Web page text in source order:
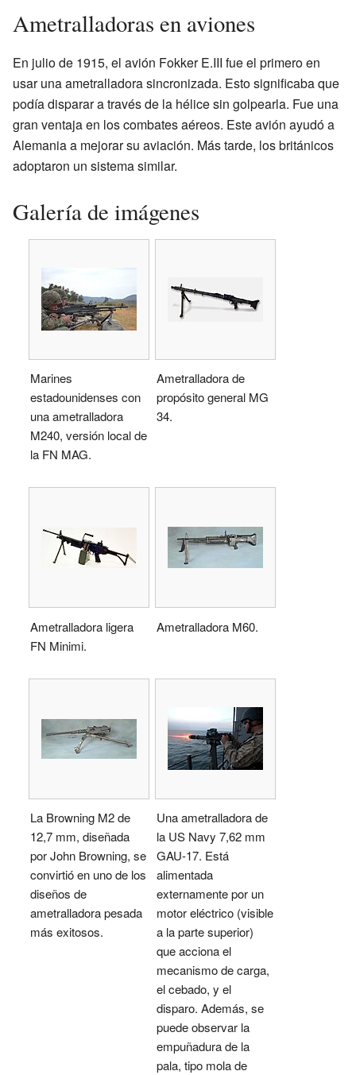
Ametralladoras en aviones
En julio de 1915, el avión Fokker E.III fue el primero en
usar una ametralladora sincronizada. Esto significaba que
podía disparar a través de la hélice sin golpearla. Fue una
gran ventaja en los combates aéreos. Este avión ayudó a
Alemania a mejorar su aviación. Más tarde, los británicos
adoptaron un sistema similar.
Galería de imágenes
Marines
estadounidenses con
una ametralladora
M240, versión local de
la FN MAG.
Ametralladora de
propósito general MG
34.
Ametralladora ligera
FN Minimi.
Ametralladora M60.
La Browning M2 de
12,7 mm, diseñada
por John Browning, se
convirtió en uno de los
diseños de
ametralladora pesada
más exitosos.
Una ametralladora de
la US Navy 7,62 mm
GAU-17. Está
alimentada
externamente por un
motor eléctrico (visible
a la parte superior)
que acciona el
mecanismo de carga,
el cebado, y el
disparo. Además, se
puede observar la
empuñadura de la
pala, tipo mola de